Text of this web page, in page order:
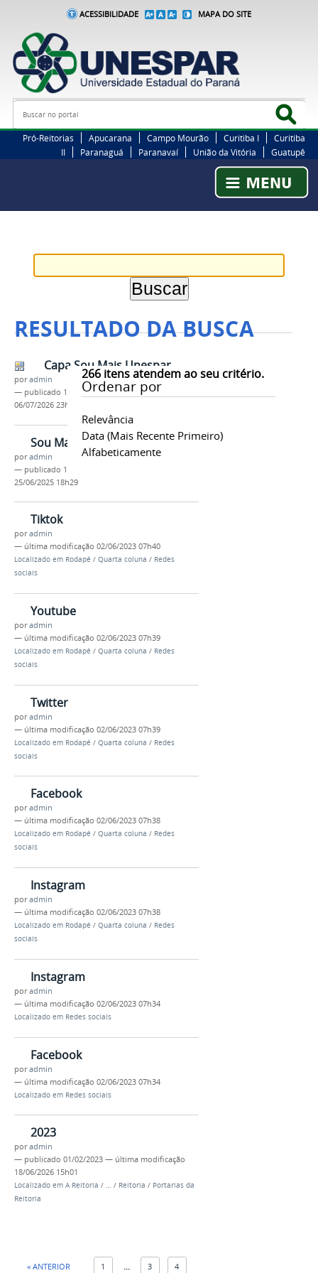
ACESSIBILIDADE MAPA DO SITE
Busca
Pró-Reitorias Apucarana Campo Mourão Curitiba I
Curitiba
II
Paranaguá Paranavaí União da Vitória Guatupê
RESULTADO DA BUSCA
266itens atendem ao seu critério.
Ordenar por
Relevância
Data (mais Recente Primeiro)
Alfabeticamente
Capa Sou Mais Unespar
poradmin
— publicado 13/07/2023 —última modificação
06/07/2026 23h16
Sou Mais Unespar
poradmin
— publicado 13/07/2023
25/06/2025 18h29
Tiktok
poradmin
— última modificação 02/06/2023 07h40
Localizado em Rodapé / Quarta coluna / Redes
sociais
Youtube
poradmin
— última modificação 02/06/2023 07h39
Localizado em Rodapé / Quarta coluna / Redes
sociais
Twitter
poradmin
— última modificação 02/06/2023 07h39
Localizado em Rodapé / Quarta coluna / Redes
sociais
Facebook
poradmin
— última modificação 02/06/2023 07h38
Localizado em Rodapé / Quarta coluna / Redes
sociais
Instagram
poradmin
— última modificação 02/06/2023 07h38
Localizado em Rodapé / Quarta coluna / Redes
sociais
Instagram
poradmin
— última modificação 02/06/2023 07h34
Localizado em Redes sociais
Facebook
poradmin
— última modificação 02/06/2023 07h34
Localizado em Redes sociais
2023
poradmin
— publicado 01/02/2023 — última modificação
18/06/2026 15h01
Localizado em A Reitoria / … / Reitoria / Portarias da
Reitoria
« ANTERIOR 1 ... 3 4